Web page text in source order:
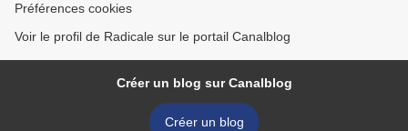
Préférences cookies
Voir le profil de Radicale sur le portail Canalblog
Créer un blog sur Canalblog
Créer un blog